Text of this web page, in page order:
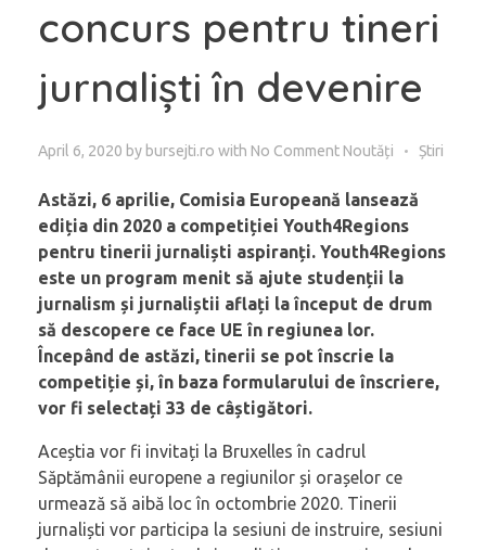
concurs pentru tineri
jurnaliști în devenire
April 6, 2020 by bursejti.ro with No Comment Noutăți Știri
Astăzi, 6 aprilie, Comisia Europeană lansează
ediția din 2020 a competiției Youth4Regions
pentru tinerii jurnaliști aspiranți. Youth4Regions
este un program menit să ajute studenții la
jurnalism și jurnaliștii aflați la început de drum
să descopere ce face UE în regiunea lor.
Începând de astăzi, tinerii se pot înscrie la
competiție și, în baza formularului de înscriere,
vor fi selectați 33 de câștigători.
Aceștia vor fi invitați la Bruxelles în cadrul
Săptămânii europene a regiunilor și orașelor ce
urmează să aibă loc în octombrie 2020. Tinerii
jurnaliști vor participa la sesiuni de instruire, sesiuni